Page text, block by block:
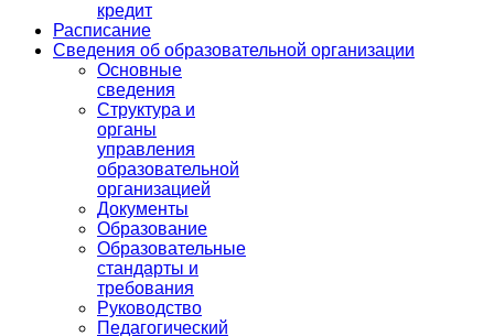
кредит
Расписание
Сведения об образовательной организации
Основные
сведения
Структура и
органы
управления
образовательной
организацией
Документы
Образование
Образовательные
стандарты и
требования
Руководство
Педагогический